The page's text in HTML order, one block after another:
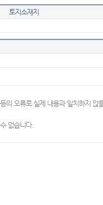
토지소재지
의 오류로 실제 내용과 일치하지
없습니다.